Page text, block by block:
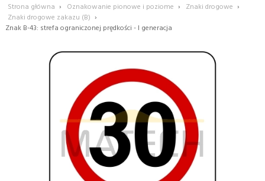
Strona główna › Oznakowanie pionowe i poziome › Znaki drogowe ›
Znaki drogowe zakazu (B) ›
Znak B-43: strefa ograniczonej prędkości - I generacja